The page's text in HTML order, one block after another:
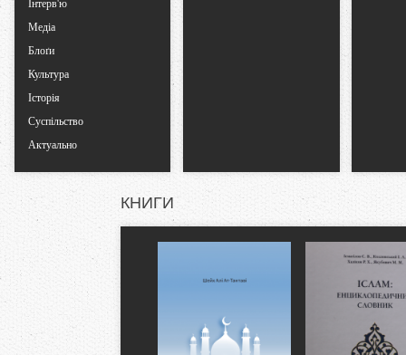
Інтерв'ю
Медіа
Блоґи
Культура
Історія
Суспільство
Актуально
КНИГИ